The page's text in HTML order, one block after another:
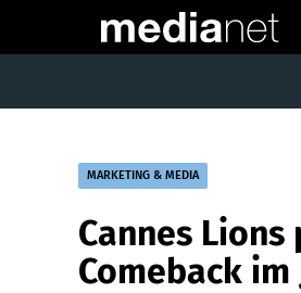
MARKETING & MEDIA
Cannes
Comeback im